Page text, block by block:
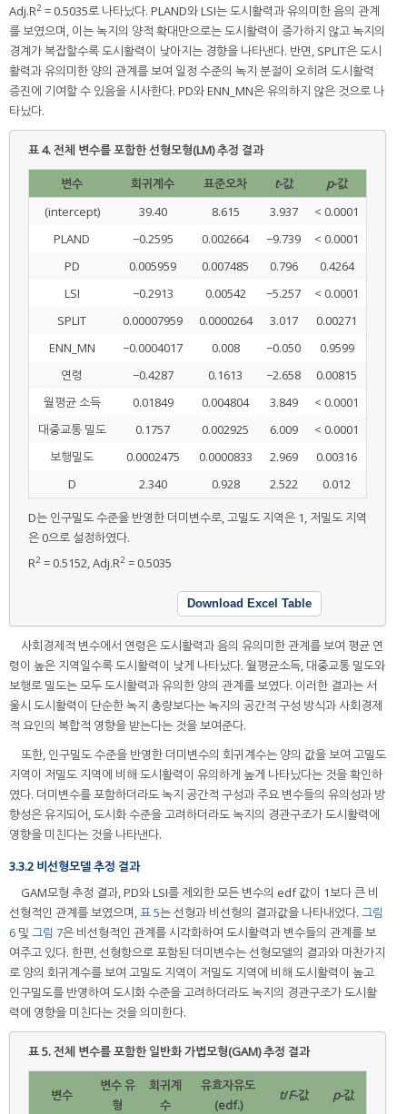
Adj.R2 = 0.5035로 나타났다. PLAND와 LSI는 도시활력과 유의미한 음의 관계
를 보였으며, 이는 녹지의 양적 확대만으로는 도시활력이 증가하지 않고 녹지의
경계가 복잡할수록 도시활력이 낮아지는 경향을 나타낸다. 반면, SPLIT은 도시
활력과 유의미한 양의 관계를 보여 일정 수준의 녹지 분절이 오히려 도시활력
증진에 기여할 수 있음을 시사한다. PD와 ENN_MN은 유의하지 않은 것으로 나
타났다.
표 4.전체 변수를 포함한 선형모형(LM) 추정 결과
변수 회귀계수 표준오차 t-값 p-값
(intercept)
39.40 8.615 3.937
< 0.0001
PLAND
−0.2595 0.002664 −9.739
< 0.0001
PD
0.005959 0.007485 0.796
0.4264
LSI
−0.2913 0.00542 −5.257
< 0.0001
SPLIT
0.00007959 0.0000264 3.017
0.00271
ENN_MN
−0.0004017 0.008 −0.050
0.9599
연령
−0.4287 0.1613 −2.658
0.00815
월평균 소득
0.01849 0.004804 3.849
< 0.0001
대중교통 밀도
0.1757 0.002925 6.009
< 0.0001
보행밀도
0.0002475 0.0000833 2.969
0.00316
D
2.340 0.928 2.522 0.012
D는 인구밀도 수준을 반영한 더미변수로, 고밀도 지역은 1, 저밀도 지역
은 0으로 설정하였다.
R2 = 0.5152, Adj.R2 = 0.5035
Download Excel Table
사회경제적 변수에서 연령은 도시활력과 음의 유의미한 관계를 보여 평균 연
령이 높은 지역일수록 도시활력이 낮게 나타났다. 월평균소득, 대중교통 밀도와
보행로 밀도는 모두 도시활력과 유의한 양의 관계를 보였다. 이러한 결과는 서
울시 도시활력이 단순한 녹지 총량보다는 녹지의 공간적 구성 방식과 사회경제
적 요인의 복합적 영향을 받는다는 것을 보여준다.
또한, 인구밀도 수준을 반영한 더미변수의 회귀계수는 양의 값을 보여 고밀도
지역이 저밀도 지역에 비해 도시활력이 유의하게 높게 나타났다는 것을 확인하
였다. 더미변수를 포함하더라도 녹지 공간적 구성과 주요 변수들의 유의성과 방
향성은 유지되어, 도시화 수준을 고려하더라도 녹지의 경관구조가 도시활력에
영향을 미친다는 것을 나타낸다.
3.3.2 비선형모델 추정 결과
GAM모형 추정 결과, PD와 LSI를 제외한 모든 변수의 edf 값이 1보다 큰 비
선형적인 관계를 보였으며,표 5는 선형과 비선형의 결과값을 나타내었다. 그림
6 및 그림 7은 비선형적인 관계를 시각화하여 도시활력과 변수들의 관계를 보
여주고 있다. 한편, 선형항으로 포함된 더미변수는 선형모델의 결과와 마찬가지
로 양의 회귀계수를 보여 고밀도 지역이 저밀도 지역에 비해 도시활력이 높고
인구밀도를 반영하여 도시화 수준을 고려하더라도 녹지의 경관구조가 도시활
력에 영향을 미친다는 것을 의미한다.
표 5.전체 변수를 포함한 일반화 가법모형(GAM) 추정 결과
변수
변수 유
형
회귀계
수
유효자유도
(edf.)
t/F-값 p-값